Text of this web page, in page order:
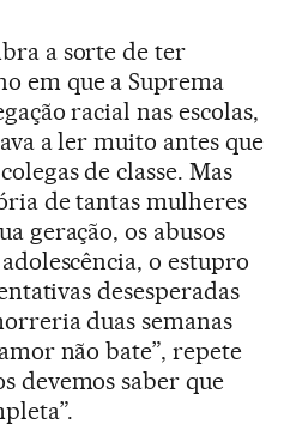
a sorte de ter
em que a Suprema
racial nas escolas,
a ler muito antes que
de classe. Mas
de tantas mulheres
geração, os abusos
o estupro
desesperadas
duas semanas
não bate”, repete
devemos saber que